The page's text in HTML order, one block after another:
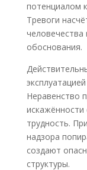
потенциалом
Тревоги
обоснования.
Неравенство
трудность.
надзора
создают
структуры.